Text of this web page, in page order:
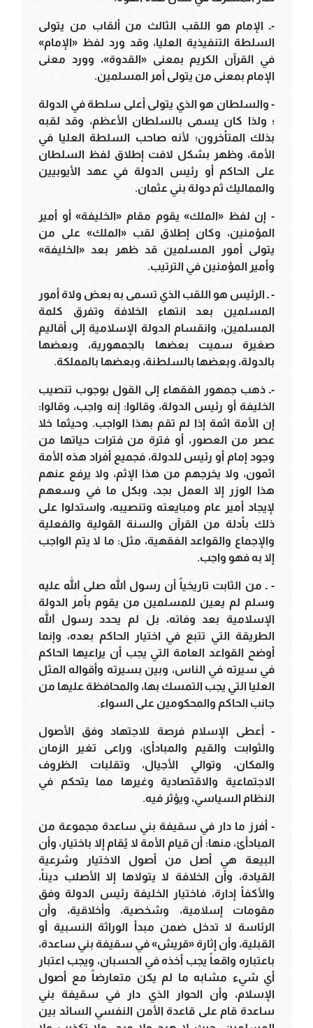
-ـ الإمام هو اللقب الثالث من ألقاب من يتولى
السلطة التنفيذية العليا، وقد ورد لفظ «الإمام»
في القرآن الكريم بمعنى «القدوة»، وورد معنى
الإمام بمعنى من يتولى أمر المسلمين.
- والسلطان هو الذي يتولى أعلى سلطة في الدولة
؛ ولذا كان يسمى بالسلطان الأعظم، وقد لقبه
بذلك المتأخرون؛ لأنه صاحب السلطة العليا في
الأمة، وظهر بشكل لافت إطلاق لفظ السلطان
على الحاكم أو رئيس الدولة في عهد الأيوبيين
والمماليك ثم دولة بني عثمان.
- إن لفظ «الملك» يقوم مقام «الخليفة» أو أمير
المؤمنين، وكان إطلاق لقب «الملك» على من
يتولى أمور المسلمين قد ظهر بعد «الخليفة»
وأمير المؤمنين في الترتيب.
- ـ الرئيس هو اللقب الذي تسمى به بعض ولاة أمور
المسلمين بعد انتهاء الخلافة وتفرق كلمة
المسلمين، وانقسام الدولة الإسلامية إلى أقاليم
صغيرة سميت بعضها بالجمهورية، وبعضها
بالدولة، وبعضها بالسلطنة، وبعضها بالمملكة.
-ـ ذهب جمهور الفقهاء إلى القول بوجوب تنصيب
الخليفة أو رئيس الدولة، وقالوا: إنه واجب، وقالوا:
إن الأمة اثمة إذا لم تقم بهذا الواجب. وحيثما خلا
عصر من العصور، أو فترة من فترات حياتها من
وجود إمام أو رئيس للدولة، فجميع أفراد هذه الأمة
اثمون، ولا يخرجهم من هذا الإثم، ولا يرفع عنهم
هذا الوزر إلا العمل بجد، وبكل ما في وسعهم
لإيجاد أمير عام ومبايعته وتنصيبه، واستدلوا على
ذلك بأدلة من القرآن والسنة القولية والفعلية
والإجماع والقواعد الفقهية، مثل: ما لا يتم الواجب
إلا به فهو واجب.
- ـ من الثابت تاريخياً أن رسول الله صلى الله عليه
وسلم لم يعين للمسلمين من يقوم بأمر الدولة
الإسلامية بعد وفاته، بل لم يحدد رسول الله
الطريقة التي تتبع في اختيار الحاكم بعده، وإنما
أوضح القواعد العامة التي يجب أن يراعيها الحاكم
في سيرته في الناس، وبين بسيرته وأقواله المثل
العليا التي يجب التمسك بها، والمحافظة عليها من
جانب الحاكم والمحكومين على السواء.
- أعطى الإسلام فرصة للاجتهاد وفق الأصول
والثوابت والقيم والمبادأئ، وراعى تغير الزمان
والمكان، وتوالي الأجيال، وتقلبات الظروف
الاجتماعية والاقتصادية وغيرها مما يتحكم في
النظام السياسي، ويؤثر فيه.
- أفرز ما دار في سقيفة بني ساعدة مجموعة من
المبادأئ، منها: أن قيام الأمة لا يُقام إلا باختيار، وأن
البيعة هي أصل من أصول الاختيار وشرعية
القيادة، وأن الخلافة لا يتولاها إلا الأصلب ديناً،
والأكفأ إدارة، فاختيار الخليفة رئيس الدولة وفق
مقومات إسلامية، وشخصية، وأخلاقية، وأن
الرئاسة لا تدخل ضمن مبدأ الوراثة النسبية أو
القبلية، وأن إثارة «قريش» في سقيفة بني ساعدة،
باعتباره واقعاً يجب أخذه في الحسبان، ويجب اعتبار
أي شيء مشابه ما لم يكن متعارضاً مع أصول
الإسلام، وأن الحوار الذي دار في سقيفة بني
ساعدة قام على قاعدة الأمن النفسي السائد بين